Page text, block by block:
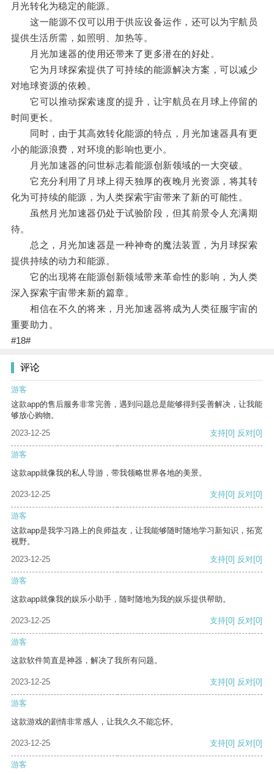
月光转化为稳定的能源。
这一能源不仅可以用于供应设备运作，还可以为宇航员
提供生活所需，如照明、加热等。
月光加速器的使用还带来了更多潜在的好处。
它为月球探索提供了可持续的能源解决方案，可以减少
对地球资源的依赖。
它可以推动探索速度的提升，让宇航员在月球上停留的
时间更长。
同时，由于其高效转化能源的特点，月光加速器具有更
小的能源浪费，对环境的影响也更小。
月光加速器的问世标志着能源创新领域的一大突破。
它充分利用了月球上得天独厚的夜晚月光资源，将其转
化为可持续的能源，为人类探索宇宙带来了新的可能性。
虽然月光加速器仍处于试验阶段，但其前景令人充满期
待。
总之，月光加速器是一种神奇的魔法装置，为月球探索
提供持续的动力和能源。
它的出现将在能源创新领域带来革命性的影响，为人类
深入探索宇宙带来新的篇章。
相信在不久的将来，月光加速器将成为人类征服宇宙的
重要助力。
#18#
评论
游客
这款app的售后服务非常完善，遇到问题总是能够得到妥善解决，让我能
够放心购物。
2023-12-25
支持[0] 反对[0]
游客
这款app就像我的私人导游，带我领略世界各地的美景。
2023-12-25 支持[0] 反对[0]
游客
这款app是我学习路上的良师益友，让我能够随时随地学习新知识，拓宽
视野。
2023-12-25
支持[0] 反对[0]
游客
这款app就像我的娱乐小助手，随时随地为我的娱乐提供帮助。
2023-12-25 支持[0] 反对[0]
游客
这款软件简直是神器，解决了我所有问题。
2023-12-25 支持[0] 反对[0]
游客
这款游戏的剧情非常感人，让我久久不能忘怀。
2023-12-25 支持[0] 反对[0]
游客